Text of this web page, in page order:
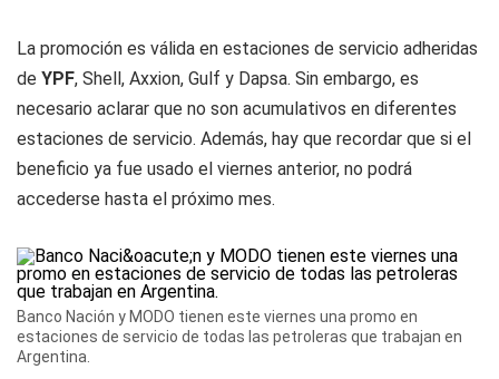
La promoción es válida en estaciones de servicio adheridas
de YPF, Shell, Axxion, Gulf y Dapsa. Sin embargo, es
necesario aclarar que no son acumulativos en diferentes
estaciones de servicio. Además, hay que recordar que si el
beneficio ya fue usado el viernes anterior, no podrá
accederse hasta el próximo mes.
Banco Nación y MODO tienen este viernes una promo en
estaciones de servicio de todas las petroleras que trabajan en
Argentina.